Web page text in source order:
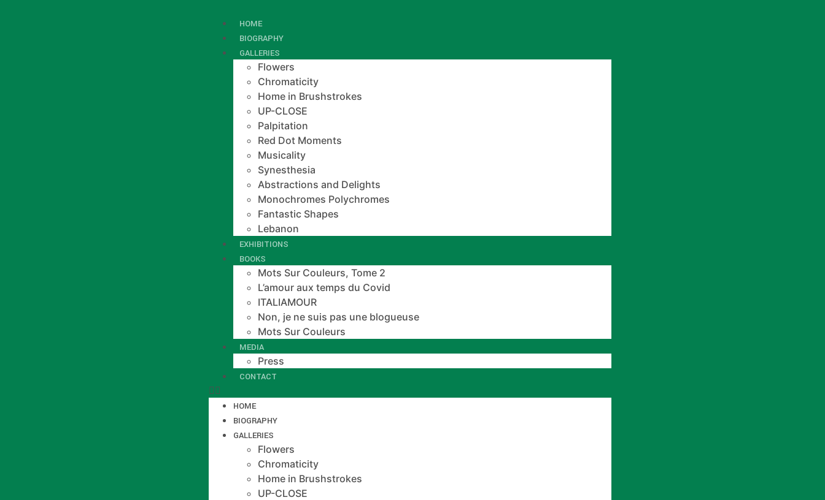
HOME
BIOGRAPHY
GALLERIES
Flowers
Chromaticity
Home in Brushstrokes
UP-CLOSE
Palpitation
Red Dot Moments
Musicality
Synesthesia
Abstractions and Delights
Monochromes Polychromes
Fantastic Shapes
Lebanon
EXHIBITIONS
BOOKS
Mots Sur Couleurs, Tome 2
L’amour aux temps du Covid
ITALIAMOUR
Non, je ne suis pas une blogueuse
Mots Sur Couleurs
MEDIA
Press
CONTACT
HOME
BIOGRAPHY
GALLERIES
Flowers
Chromaticity
Home in Brushstrokes
UP-CLOSE